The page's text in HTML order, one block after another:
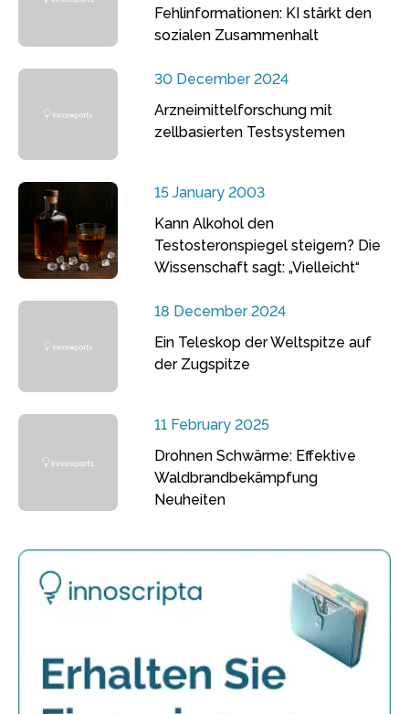
Fehlinformationen: KI stärkt den
sozialen Zusammenhalt
30 December 2024
Arzneimittelforschung mit
zellbasierten Testsystemen
15 January 2003
Kann Alkohol den
Testosteronspiegel steigern? Die
Wissenschaft sagt: „Vielleicht“
18 December 2024
Ein Teleskop der Weltspitze auf
der Zugspitze
11 February 2025
Drohnen Schwärme: Effektive
Waldbrandbekämpfung
Neuheiten